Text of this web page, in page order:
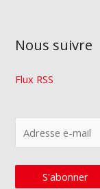
Nous suivre
Flux RSS
d
r
e
S'abonner